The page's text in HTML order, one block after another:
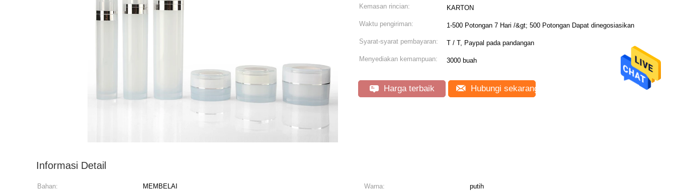
Kemasan rincian: KARTON
Waktu pengiriman: 1-500 Potongan 7 Hari /&gt; 500 Potongan Dapat dinegosiasikan
Syarat-syarat pembayaran: T / T, Paypal pada pandangan
Menyediakan kemampuan: 3000 buah
Harga terbaik Hubungi sekarang
Informasi Detail
Bahan: MEMBELAI Warna:
putih